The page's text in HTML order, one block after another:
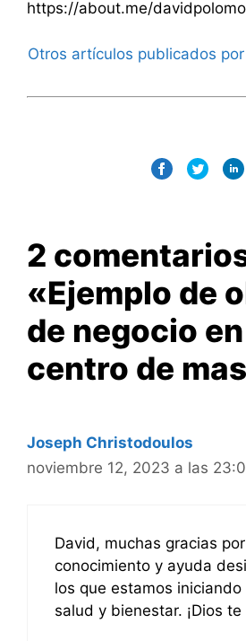
https://about.me/
Otros artículos publicados
2
«Ejemplo de
de negocio
centro de
Joseph Christodoulos
noviembre 12, 2023 a las
David, muchas gracias
conocimiento y ayuda
los que estamos
salud y bienestar. ¡Dios